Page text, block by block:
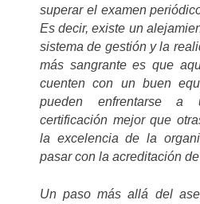
superar el examen
Es decir, existe un
sistema de gestión y la
más sangrante es que
cuenten con un buen
pueden enfrentarse
certificación mejor que
la excelencia de la
pasar con la acreditación
Un paso más allá del